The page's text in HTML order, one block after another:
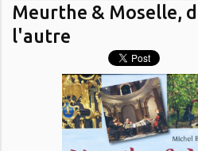
Meurthe & Moselle,
l'autre